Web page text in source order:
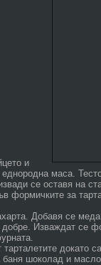
и
маса.
се оставя на
формичките за
Добавя се
Изваждат се
тарталетите докато
баня шоколад и масло